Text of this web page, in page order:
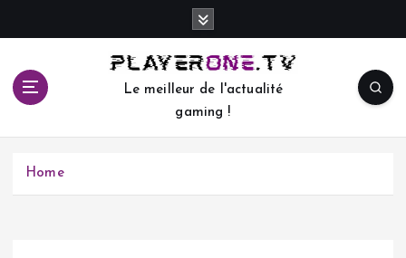
c
Le meilleur de l'actualité
gaming !
Home